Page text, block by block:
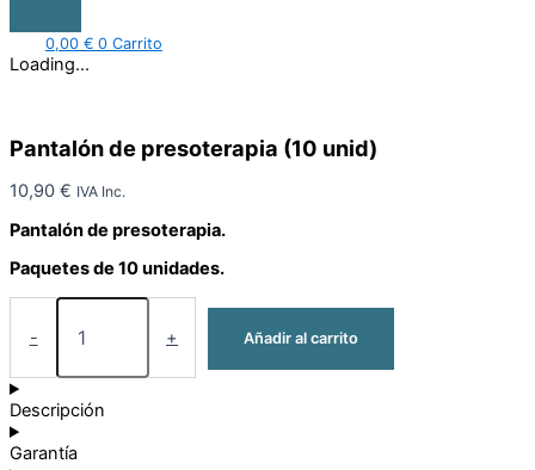
0,00 € 0 Carrito
Loading...
Pantalón de presoterapia (10 unid)
10,90 € IVA Inc.
Pantalón de presoterapia.
Paquetes de 10 unidades.
- + Añadir al carrito
Descripción
Garantía